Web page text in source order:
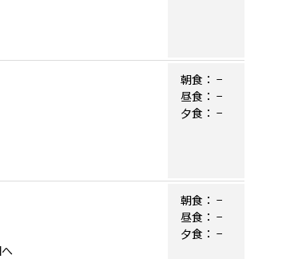
朝食： −
昼食： −
夕食： −
朝食： −
昼食： −
夕食： −